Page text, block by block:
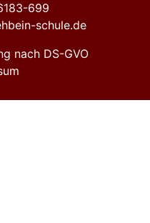
699
schule.de
nach DS-GVO